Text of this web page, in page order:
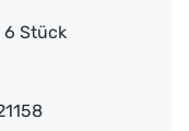
6 Stück